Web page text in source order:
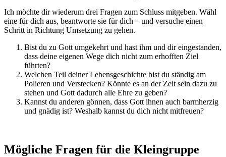
Ich möchte dir wiederum drei Fragen zum Schluss mitgeben. Wähl
eine für dich aus, beantworte sie für dich – und versuche einen
Schritt in Richtung Umsetzung zu gehen.
Bist du zu Gott umgekehrt und hast ihm und dir eingestanden,
dass deine eigenen Wege dich nicht zum erhofften Ziel
führten?
Welchen Teil deiner Lebensgeschichte bist du ständig am
Polieren und Verstecken? Könnte es an der Zeit sein dazu zu
stehen und Gott dadurch alle Ehre zu geben?
Kannst du anderen gönnen, dass Gott ihnen auch barmherzig
und gnädig ist? Weshalb kannst du dich nicht mitfreuen?
Mögliche Fragen für die Kleingruppe